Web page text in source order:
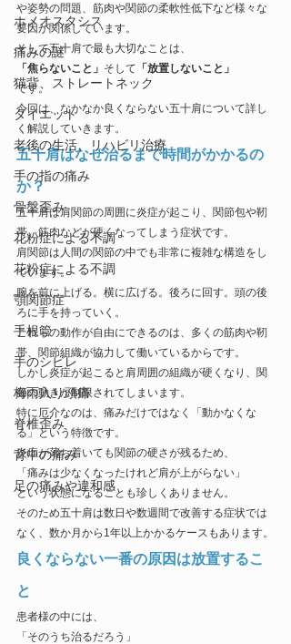
ホメオスタシス
痛みの謎
猫背、ストレートネック
ダイエット
老後の生活、リハビリ治療
手の指の痛み
骨盤歪み
花粉症による不調
花粉症による不調
顎関節症
手根管
手のシビレ
梅雨入り頭痛
脊椎歪み
背中の痛み
足の痛みや違和感
や姿勢の問題、筋肉や関節の柔軟性低下など様々な
要因が関係しています。
そして五十肩で最も大切なことは、
「焦らないこと」 そして 「放置しないこと」
です。
今回は、なかなか良くならない五十肩について詳し
く解説していきます。
五十肩はなぜ治るまで時間がかかるの
か？
五十肩は肩関節の周囲に炎症が起こり、関節包や靭
帯、筋肉などが硬くなってしまう症状です。
肩関節は人間の関節の中でも非常に複雑な構造をし
ています。
腕を前に上げる。横に広げる。後ろに回す。頭の後
ろに手を持っていく。
これらの動作が自由にできるのは、多くの筋肉や靭
帯、関節組織が協力して働いているからです。
しかし炎症が起こると肩周囲の組織が硬くなり、関
節の動きが制限されてしまいます。
特に厄介なのは、痛みだけではなく「動かなくな
る」という特徴です。
炎症が落ち着いても関節の硬さが残るため、
「痛みは少なくなったけれど肩が上がらない」
という状態になることも珍しくありません。
そのため五十肩は数日や数週間で改善する症状では
なく、数か月から1年以上かかるケースもあります。
良くならない一番の原因は放置するこ
と
患者様の中には、
「そのうち治るだろう」